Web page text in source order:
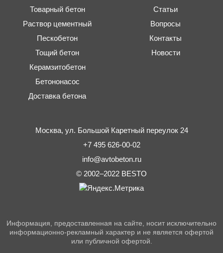
Товарный бетон
Раствор цементный
Пескобетон
Тощий бетон
Керамзитобетон
Бетононасос
Доставка бетона
Статьи
Вопросы
Контакты
Новости
Москва, ул. Большой Каретный переулок 24
+7 495 626-00-02
info@avtobeton.ru
© 2002–2022 BESTO
Информация, предоставленная на сайте, носит исключительно
информационно-рекламный характер и не является офертой
или публичной офертой.